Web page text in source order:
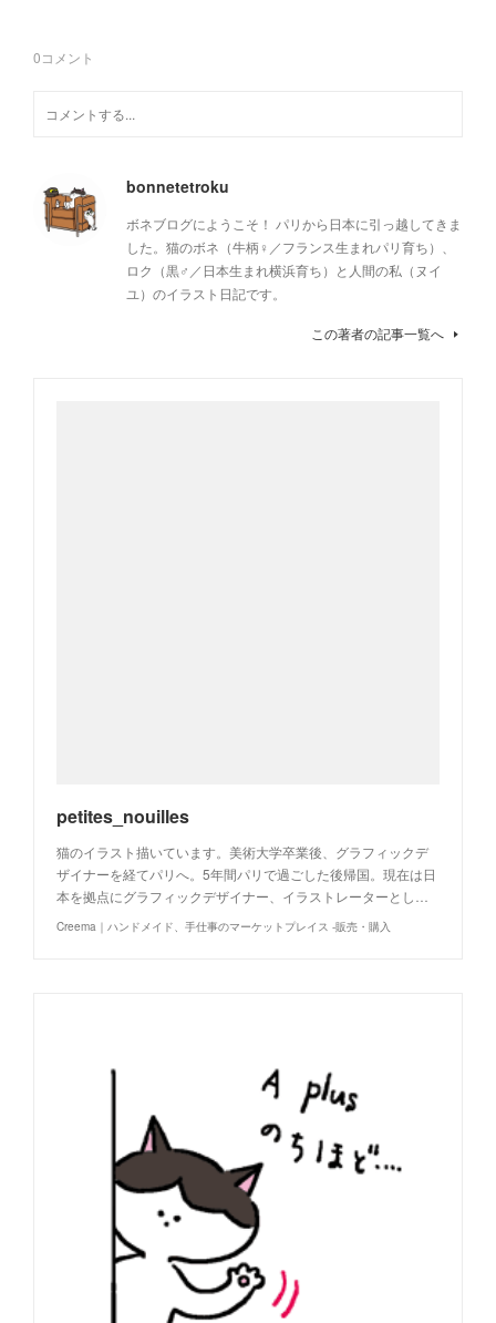
0コメント
bonnetetroku
ボネブログにようこそ！ パリから日本に引っ越してきま
した。猫のボネ（牛柄♀／フランス生まれパリ育ち）、
ロク（黒♂／日本生まれ横浜育ち）と人間の私（ヌイ
ユ）のイラスト日記です。
この著者の記事一覧へ
petites_nouilles
猫のイラスト描いています。美術大学卒業後、グラフィックデ
ザイナーを経てパリへ。5年間パリで過ごした後帰国。現在は日
本を拠点にグラフィックデザイナー、イラストレーターとし…
Creema｜ハンドメイド、手仕事のマーケットプレイス -販売・購入